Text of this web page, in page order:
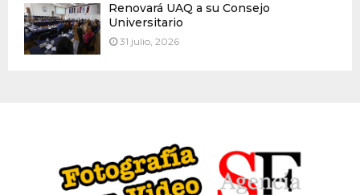
Renovará UAQ a su Consejo
Universitario
31 julio, 2026